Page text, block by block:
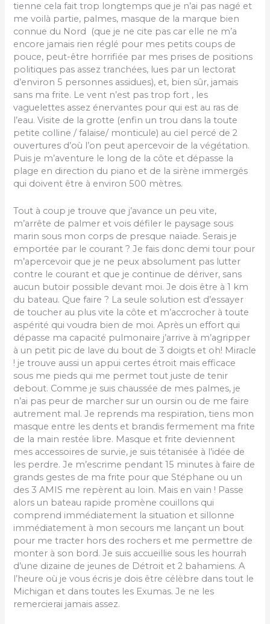
tienne cela fait trop longtemps que je n’ai pas nagé et
me voilà partie, palmes, masque de la marque bien
connue du Nord (que je ne cite pas car elle ne m’a
encore jamais rien réglé pour mes petits coups de
pouce, peut-être horrifiée par mes prises de positions
politiques pas assez tranchées, lues par un lectorat
d’environ 5 personnes assidues), et, bien sûr, jamais
sans ma frite. Le vent n’est pas trop fort , les
vaguelettes assez énervantes pour qui est au ras de
l’eau. Visite de la grotte (enfin un trou dans la toute
petite colline / falaise/ monticule) au ciel percé de 2
ouvertures d’où l’on peut apercevoir de la végétation.
Puis je m’aventure le long de la côte et dépasse la
plage en direction du piano et de la sirène immergés
qui doivent être à environ 500 mètres.
Tout à coup je trouve que j’avance un peu vite,
m’arrête de palmer et vois défiler le paysage sous
marin sous mon corps de presque naïade. Serais je
emportée par le courant ? Je fais donc demi tour pour
m’apercevoir que je ne peux absolument pas lutter
contre le courant et que je continue de dériver, sans
aucun butoir possible devant moi. Je dois être à 1 km
du bateau. Que faire ? La seule solution est d’essayer
de toucher au plus vite la côte et m’accrocher à toute
aspérité qui voudra bien de moi. Après un effort qui
dépasse ma capacité pulmonaire j’arrive à m’agripper
à un petit pic de lave du bout de 3 doigts et oh! Miracle
! je trouve aussi un appui certes étroit mais efficace
sous me pieds qui me permet tout juste de tenir
debout. Comme je suis chaussée de mes palmes, je
n’ai pas peur de marcher sur un oursin ou de me faire
autrement mal. Je reprends ma respiration, tiens mon
masque entre les dents et brandis fermement ma frite
de la main restée libre. Masque et frite deviennent
mes accessoires de survie, je suis tétanisée à l’idée de
les perdre. Je m’escrime pendant 15 minutes à faire de
grands gestes de ma frite pour que Stéphane ou un
des 3 AMIS me repèrent au loin. Mais en vain ! Passe
alors un bateau rapide promène couillons qui
comprend immédiatement la situation et sillonne
immédiatement à mon secours me lançant un bout
pour me tracter hors des rochers et me permettre de
monter à son bord. Je suis accueillie sous les hourrah
d’une dizaine de jeunes de Détroit et 2 bahamiens. A
l’heure où je vous écris je dois être célèbre dans tout le
Michigan et dans toutes les Exumas. Je ne les
remercierai jamais assez.